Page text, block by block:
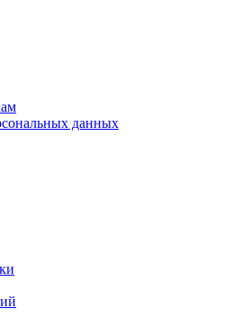
данных